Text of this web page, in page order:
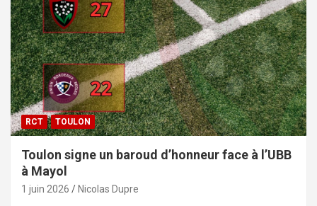
RCT TOULON
Toulon signe un baroud d’honneur face à l’UBB
à Mayol
1 juin 2026 Nicolas Dupre